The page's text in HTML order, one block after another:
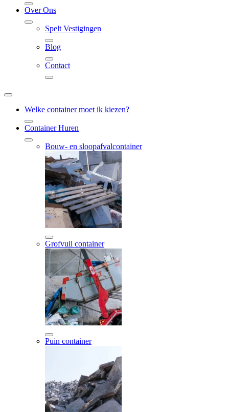
Over Ons
Spelt Vestigingen
Blog
Contact
Welke container moet ik kiezen?
Container Huren
Bouw- en sloopafvalcontainer
Grofvuil container
Puin container